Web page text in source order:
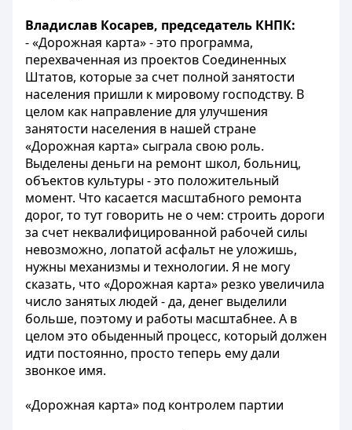
Владислав Косарев, председатель КНПК:
- «Дорожная карта» - это программа,
перехваченная из проектов Соединенных
Штатов, которые за счет полной занятости
населения пришли к мировому господству. В
целом как направление для улучшения
занятости населения в нашей стране
«Дорожная карта» сыграла свою роль.
Выделены деньги на ремонт школ, больниц,
объектов культуры - это положительный
момент. Что касается масштабного ремонта
дорог, то тут говорить не о чем: строить дороги
за счет неквалифицированной рабочей силы
невозможно, лопатой асфальт не уложишь,
нужны механизмы и технологии. Я не могу
сказать, что «Дорожная карта» резко увеличила
число занятых людей - да, денег выделили
больше, поэтому и работы масштабнее. А в
целом это обыденный процесс, который должен
идти постоянно, просто теперь ему дали
звонкое имя.
«Дорожная карта» под контролем партии